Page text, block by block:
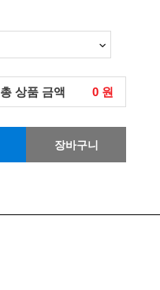
총 상품 금액 0 원
장바구니